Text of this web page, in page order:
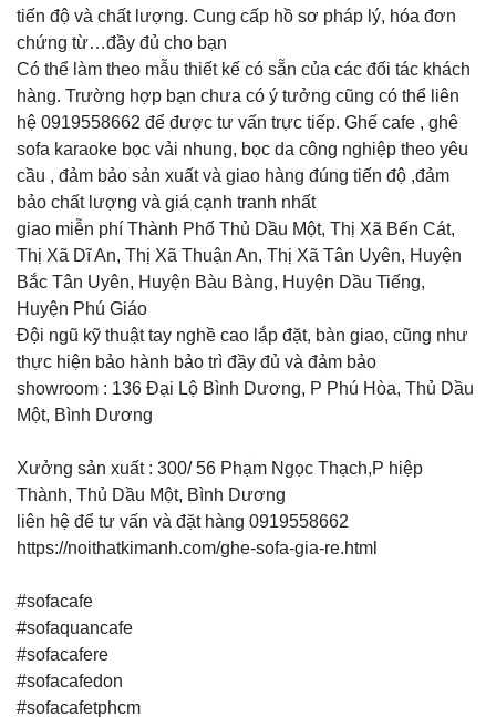
tiến độ và chất lượng. Cung cấp hồ sơ pháp lý, hóa đơn
chứng từ…đầy đủ cho bạn
Có thể làm theo mẫu thiết kế có sẵn của các đối tác khách
hàng. Trường hợp bạn chưa có ý tưởng cũng có thể liên
hệ 0919558662 để được tư vấn trực tiếp. Ghế cafe , ghê
sofa karaoke bọc vải nhung, bọc da công nghiệp theo yêu
cầu , đảm bảo sản xuất và giao hàng đúng tiến độ ,đảm
bảo chất lượng và giá cạnh tranh nhất
giao miễn phí Thành Phố Thủ Dầu Một, Thị Xã Bến Cát,
Thị Xã Dĩ An, Thị Xã Thuận An, Thị Xã Tân Uyên, Huyện
Bắc Tân Uyên, Huyện Bàu Bàng, Huyện Dầu Tiếng,
Huyện Phú Giáo
Đội ngũ kỹ thuật tay nghề cao lắp đặt, bàn giao, cũng như
thực hiện bảo hành bảo trì đầy đủ và đảm bảo
showroom : 136 Đại Lộ Bình Dương, P Phú Hòa, Thủ Dầu
Một, Bình Dương
Xưởng sản xuất : 300/ 56 Phạm Ngọc Thạch,P hiệp
Thành, Thủ Dầu Một, Bình Dương
liên hệ để tư vấn và đặt hàng 0919558662
https://noithatkimanh.com/ghe-sofa-gia-re.html
#sofacafe
#sofaquancafe
#sofacafere
#sofacafedon
#sofacafetphcm